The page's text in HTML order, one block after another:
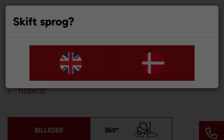
TILBAGE
BILLEDER 360°
Skift sprog?